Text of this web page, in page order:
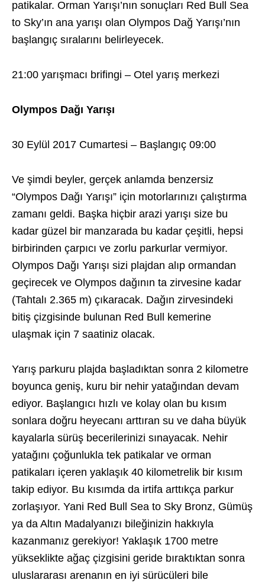
patikalar. Orman Yarışı’nın sonuçları Red Bull Sea
to Sky’ın ana yarışı olan Olympos Dağ Yarışı’nın
başlangıç sıralarını belirleyecek.
21:00 yarışmacı brifingi – Otel yarış merkezi
Olympos Dağı Yarışı
30 Eylül 2017 Cumartesi – Başlangıç 09:00
Ve şimdi beyler, gerçek anlamda benzersiz
“Olympos Dağı Yarışı” için motorlarınızı çalıştırma
zamanı geldi. Başka hiçbir arazi yarışı size bu
kadar güzel bir manzarada bu kadar çeşitli, hepsi
birbirinden çarpıcı ve zorlu parkurlar vermiyor.
Olympos Dağı Yarışı sizi plajdan alıp ormandan
geçirecek ve Olympos dağının ta zirvesine kadar
(Tahtalı 2.365 m) çıkaracak. Dağın zirvesindeki
bitiş çizgisinde bulunan Red Bull kemerine
ulaşmak için 7 saatiniz olacak.
Yarış parkuru plajda başladıktan sonra 2 kilometre
boyunca geniş, kuru bir nehir yatağından devam
ediyor. Başlangıcı hızlı ve kolay olan bu kısım
sonlara doğru heyecanı arttıran su ve daha büyük
kayalarla sürüş becerilerinizi sınayacak. Nehir
yatağını çoğunlukla tek patikalar ve orman
patikaları içeren yaklaşık 40 kilometrelik bir kısım
takip ediyor. Bu kısımda da irtifa arttıkça parkur
zorlaşıyor. Yani Red Bull Sea to Sky Bronz, Gümüş
ya da Altın Madalyanızı bileğinizin hakkıyla
kazanmanız gerekiyor! Yaklaşık 1700 metre
yükseklikte ağaç çizgisini geride bıraktıktan sonra
uluslararası arenanın en iyi sürücüleri bile